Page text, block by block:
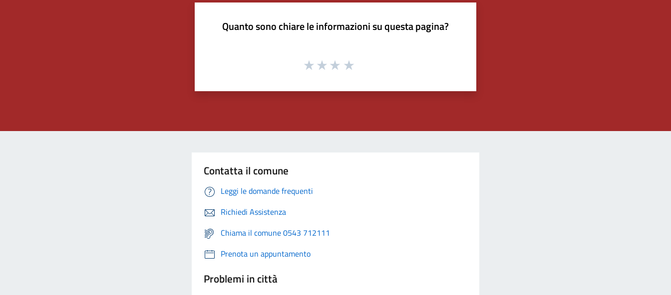
Quanto sono chiare le informazioni su questa pagina?
Contatta il comune
Leggi le domande frequenti
Richiedi Assistenza
Chiama il comune 0543 712111
Prenota un appuntamento
Problemi in città